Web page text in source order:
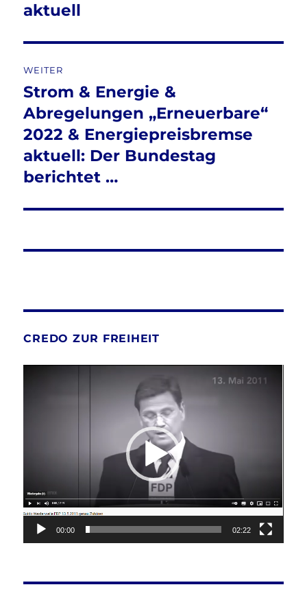
Beitrag:
aktuell
WEITER
Nächster
Beitrag:
Strom & Energie &
Abregelungen „Erneuerbare“
2022 & Energiepreisbremse
aktuell: Der Bundestag
berichtet …
CREDO ZUR FREIHEIT
00:00 02:22